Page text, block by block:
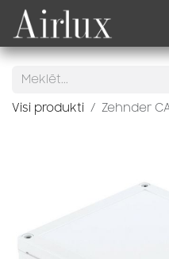
Skip to Content
Visi produkti Zehnder